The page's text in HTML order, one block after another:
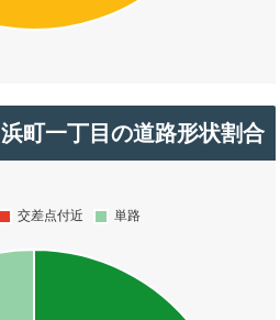
町一丁目の道路形状割合